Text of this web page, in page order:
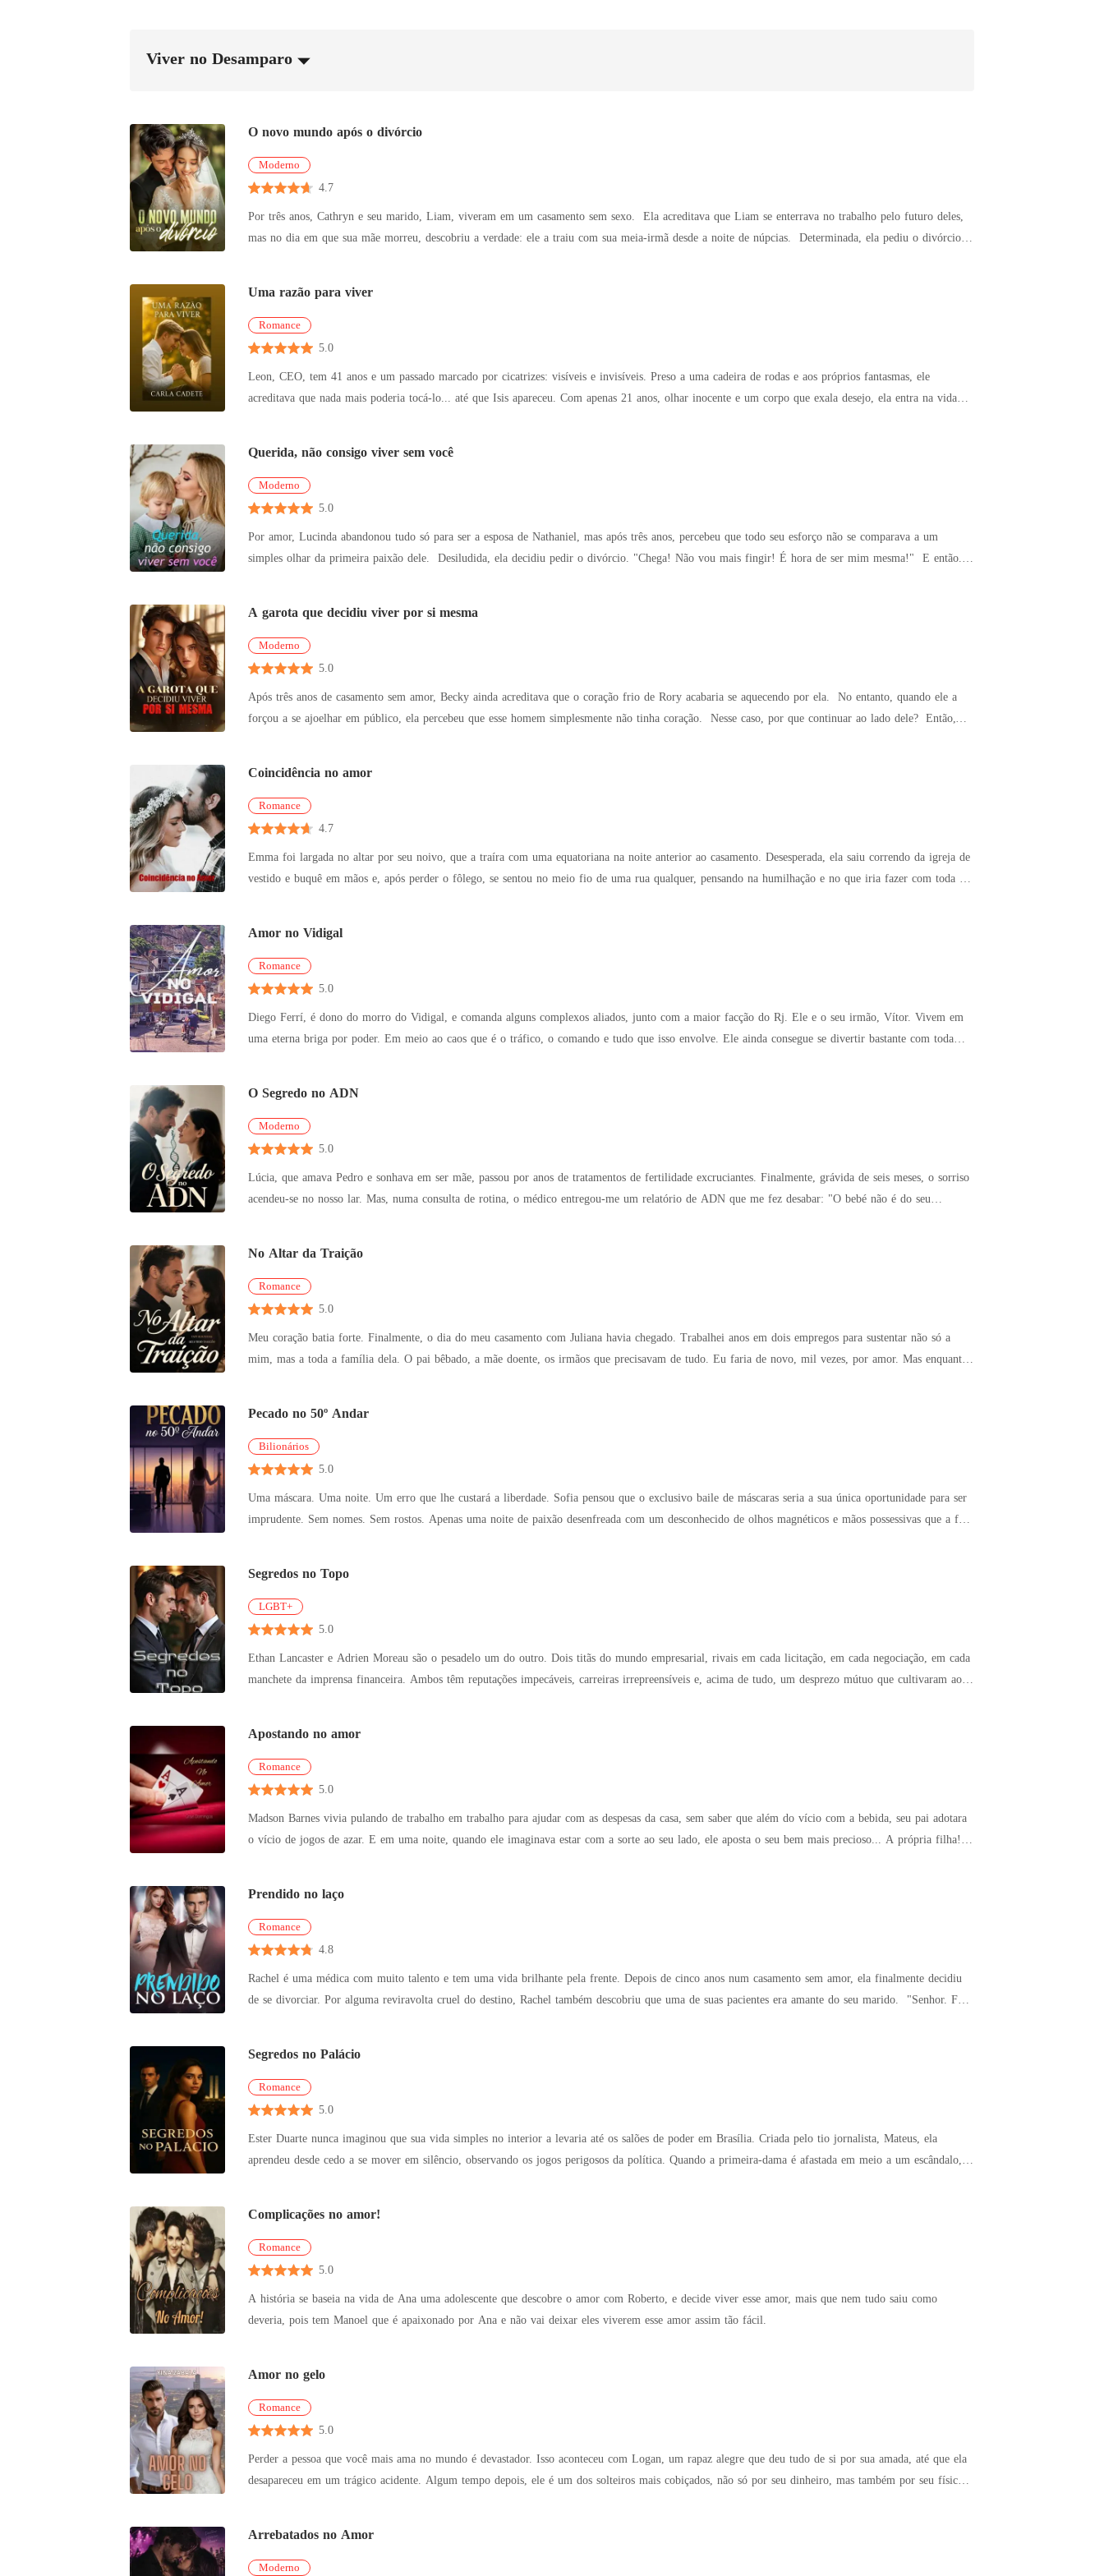
Viver no Desamparo
O novo mundo após o divórcio
Moderno
4.7
Por três anos, Cathryn e seu marido, Liam, viveram em um casamento sem sexo. Ela acreditava que Liam se enterrava no trabalho pelo futuro deles,
mas no dia em que sua mãe morreu, descobriu a verdade: ele a traiu com sua meia-irmã desde a noite de núpcias. Determinada, ela pediu o divórcio,
Um magnata poderoso a abraçou com carinho. "Qualquer um cobiçando minha esposa terá que se entender comigo."
Uma razão para viver
Romance
5.0
Leon, CEO, tem 41 anos e um passado marcado por cicatrizes: visíveis e invisíveis. Preso a uma cadeira de rodas e aos próprios fantasmas, ele
acreditava que nada mais poderia tocá-lo... até que Isis apareceu. Com apenas 21 anos, olhar inocente e um corpo que exala desejo, ela entra na vida
Querida, não consigo viver sem você
Moderno
5.0
Por amor, Lucinda abandonou tudo só para ser a esposa de Nathaniel, mas após três anos, percebeu que todo seu esforço não se comparava a um
simples olhar da primeira paixão dele. Desiludida, ela decidiu pedir o divórcio. "Chega! Não vou mais fingir! É hora de ser mim mesma!" E então...
A garota que decidiu viver por si mesma
Moderno
5.0
Após três anos de casamento sem amor, Becky ainda acreditava que o coração frio de Rory acabaria se aquecendo por ela. No entanto, quando ele a
forçou a se ajoelhar em público, ela percebeu que esse homem simplesmente não tinha coração. Nesse caso, por que continuar ao lado dele? Então,
Coincidência no amor
Romance
4.7
Emma foi largada no altar por seu noivo, que a traíra com uma equatoriana na noite anterior ao casamento. Desesperada, ela saiu correndo da igreja de
vestido e buquê em mãos e, após perder o fôlego, se sentou no meio fio de uma rua qualquer, pensando na humilhação e no que iria fazer com toda a
Amor no Vidigal
Romance
5.0
Diego Ferrí, é dono do morro do Vidigal, e comanda alguns complexos aliados, junto com a maior facção do Rj. Ele e o seu irmão, Vítor. Vivem em
uma eterna briga por poder. Em meio ao caos que é o tráfico, o comando e tudo que isso envolve. Ele ainda consegue se divertir bastante com toda
O Segredo no ADN
Moderno
5.0
Lúcia, que amava Pedro e sonhava em ser mãe, passou por anos de tratamentos de fertilidade excruciantes. Finalmente, grávida de seis meses, o sorriso
acendeu-se no nosso lar. Mas, numa consulta de rotina, o médico entregou-me um relatório de ADN que me fez desabar: "O bebé não é do seu
No Altar da Traição
Romance
5.0
Meu coração batia forte. Finalmente, o dia do meu casamento com Juliana havia chegado. Trabalhei anos em dois empregos para sustentar não só a
mim, mas a toda a família dela. O pai bêbado, a mãe doente, os irmãos que precisavam de tudo. Eu faria de novo, mil vezes, por amor. Mas enquanto
Pecado no 50º Andar
Bilionários
5.0
Uma máscara. Uma noite. Um erro que lhe custará a liberdade. Sofia pensou que o exclusivo baile de máscaras seria a sua única oportunidade para ser
imprudente. Sem nomes. Sem rostos. Apenas uma noite de paixão desenfreada com um desconhecido de olhos magnéticos e mãos possessivas que a fez
Segredos no Topo
LGBT+
5.0
Ethan Lancaster e Adrien Moreau são o pesadelo um do outro. Dois titãs do mundo empresarial, rivais em cada licitação, em cada negociação, em cada
manchete da imprensa financeira. Ambos têm reputações impecáveis, carreiras irrepreensíveis e, acima de tudo, um desprezo mútuo que cultivaram ao
Apostando no amor
Romance
5.0
Madson Barnes vivia pulando de trabalho em trabalho para ajudar com as despesas da casa, sem saber que além do vício com a bebida, seu pai adotara
o vício de jogos de azar. E em uma noite, quando ele imaginava estar com a sorte ao seu lado, ele aposta o seu bem mais precioso... A própria filha!
Prendido no laço
Romance
4.8
Rachel é uma médica com muito talento e tem uma vida brilhante pela frente. Depois de cinco anos num casamento sem amor, ela finalmente decidiu
de se divorciar. Por alguma reviravolta cruel do destino, Rachel também descobriu que uma de suas pacientes era amante do seu marido. "Senhor. Fu,
Segredos no Palácio
Romance
5.0
Ester Duarte nunca imaginou que sua vida simples no interior a levaria até os salões de poder em Brasília. Criada pelo tio jornalista, Mateus, ela
aprendeu desde cedo a se mover em silêncio, observando os jogos perigosos da política. Quando a primeira-dama é afastada em meio a um escândalo,
Complicações no amor!
Romance
5.0
A história se baseia na vida de Ana uma adolescente que descobre o amor com Roberto, e decide viver esse amor, mais que nem tudo saiu como
deveria, pois tem Manoel que é apaixonado por Ana e não vai deixar eles viverem esse amor assim tão fácil.
Amor no gelo
Romance
5.0
Perder a pessoa que você mais ama no mundo é devastador. Isso aconteceu com Logan, um rapaz alegre que deu tudo de si por sua amada, até que ela
desapareceu em um trágico acidente. Algum tempo depois, ele é um dos solteiros mais cobiçados, não só por seu dinheiro, mas também por seu físico.
Arrebatados no Amor
Moderno